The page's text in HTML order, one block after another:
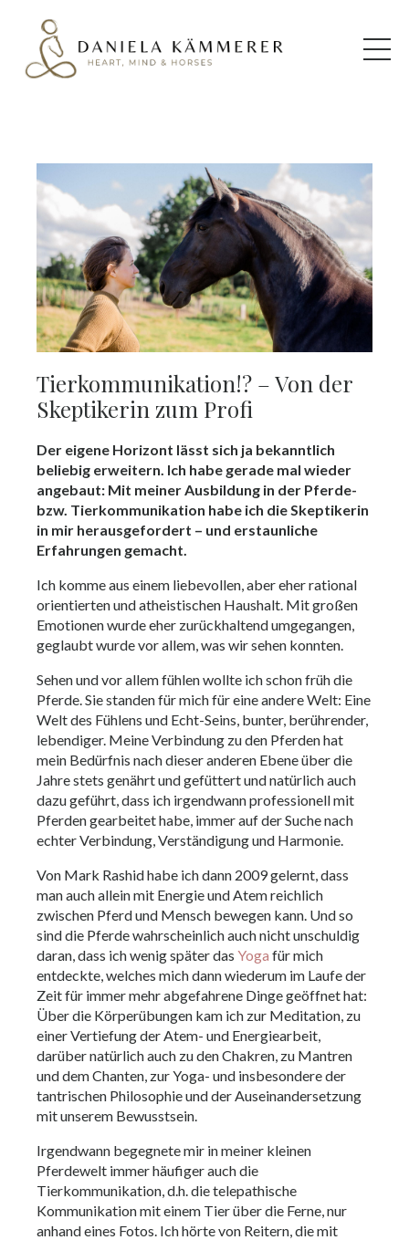
Tierkommunikation!? – Von der
Skeptikerin zum Profi
Der eigene Horizont lässt sich ja bekanntlich
beliebig erweitern. Ich habe gerade mal wieder
angebaut: Mit meiner Ausbildung in der Pferde-
bzw. Tierkommunikation habe ich die Skeptikerin
in mir herausgefordert – und erstaunliche
Erfahrungen gemacht.
Ich komme aus einem liebevollen, aber eher rational
orientierten und atheistischen Haushalt. Mit großen
Emotionen wurde eher zurückhaltend umgegangen,
geglaubt wurde vor allem, was wir sehen konnten.
Sehen und vor allem fühlen wollte ich schon früh die
Pferde. Sie standen für mich für eine andere Welt: Eine
Welt des Fühlens und Echt-Seins, bunter, berührender,
lebendiger. Meine Verbindung zu den Pferden hat
mein Bedürfnis nach dieser anderen Ebene über die
Jahre stets genährt und gefüttert und natürlich auch
dazu geführt, dass ich irgendwann professionell mit
Pferden gearbeitet habe, immer auf der Suche nach
echter Verbindung, Verständigung und Harmonie.
Von Mark Rashid habe ich dann 2009 gelernt, dass
man auch allein mit Energie und Atem reichlich
zwischen Pferd und Mensch bewegen kann. Und so
sind die Pferde wahrscheinlich auch nicht unschuldig
daran, dass ich wenig später das Yoga für mich
entdeckte, welches mich dann wiederum im Laufe der
Zeit für immer mehr abgefahrene Dinge geöffnet hat:
Über die Körperübungen kam ich zur Meditation, zu
einer Vertiefung der Atem- und Energiearbeit,
darüber natürlich auch zu den Chakren, zu Mantren
und dem Chanten, zur Yoga- und insbesondere der
tantrischen Philosophie und der Auseinandersetzung
mit unserem Bewusstsein.
Irgendwann begegnete mir in meiner kleinen
Pferdewelt immer häufiger auch die
Tierkommunikation, d.h. die telepathische
Kommunikation mit einem Tier über die Ferne, nur
anhand eines Fotos. Ich hörte von Reitern, die mit